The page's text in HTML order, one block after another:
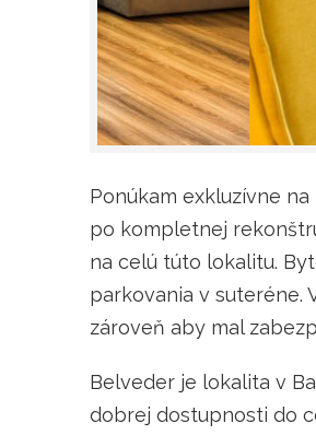
Ponúkam exkluzívne
po kompletnej
na celú túto lokalitu.
parkovania v suteréne.
zároveň aby mal
Belveder je lokalita v
dobrej dostupnosti do